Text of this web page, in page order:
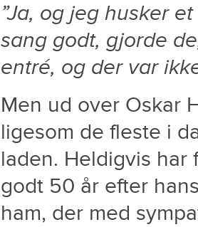
”Ja, og jeg husker
sang godt, gjorde
entré, og der var
Men ud over Oskar
ligesom de fleste i
laden. Heldigvis har
godt 50 år efter
ham, der med